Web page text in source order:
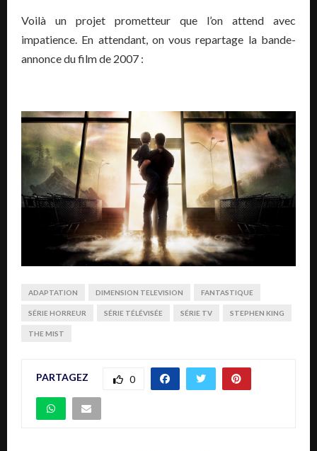
Voilà un projet prometteur que l’on attend avec
impatience. En attendant, on vous repartage la bande-
annonce du film de 2007 :
ADAPTATION DIMENSION TELEVISION FANTASTIQUE
SÉRIE HORREUR SÉRIE TÉLÉVISÉE SÉRIE TV STEPHEN KING
THE MIST
PARTAGEZ 0